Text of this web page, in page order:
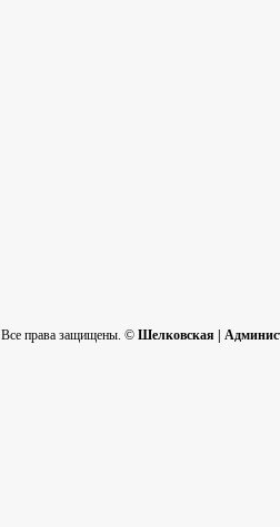
Все права защищены. © Шелковская |